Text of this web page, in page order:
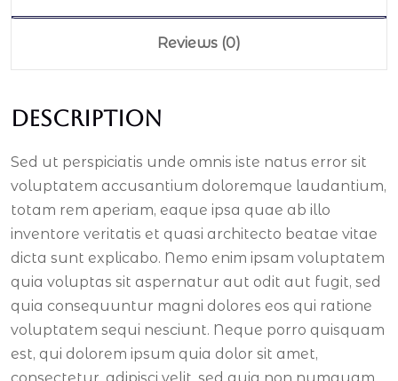
Reviews (0)
Description
Sed ut perspiciatis unde omnis iste natus error sit
voluptatem accusantium doloremque laudantium,
totam rem aperiam, eaque ipsa quae ab illo
inventore veritatis et quasi architecto beatae vitae
dicta sunt explicabo. Nemo enim ipsam voluptatem
quia voluptas sit aspernatur aut odit aut fugit, sed
quia consequuntur magni dolores eos qui ratione
voluptatem sequi nesciunt. Neque porro quisquam
est, qui dolorem ipsum quia dolor sit amet,